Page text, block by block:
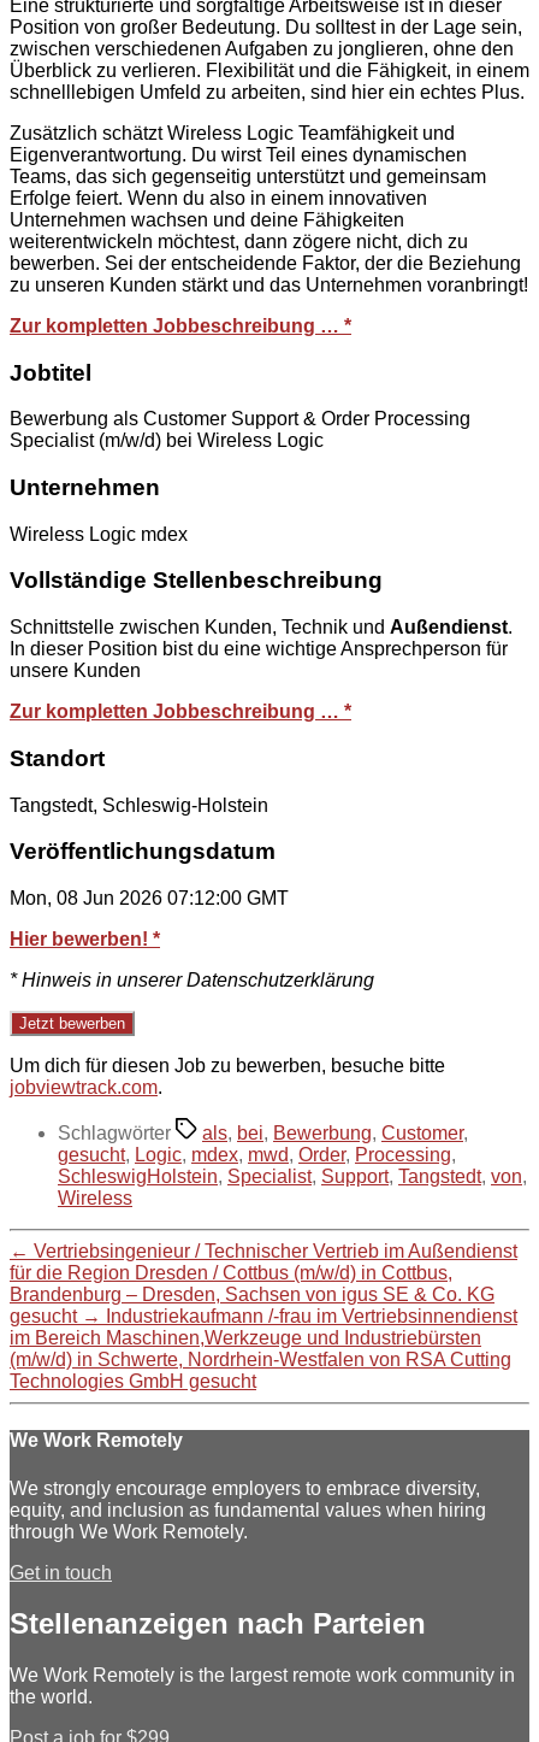
Eine strukturierte und sorgfältige Arbeitsweise ist in dieser
Position von großer Bedeutung. Du solltest in der Lage sein,
zwischen verschiedenen Aufgaben zu jonglieren, ohne den
Überblick zu verlieren. Flexibilität und die Fähigkeit, in einem
schnelllebigen Umfeld zu arbeiten, sind hier ein echtes Plus.
Zusätzlich schätzt Wireless Logic Teamfähigkeit und
Eigenverantwortung. Du wirst Teil eines dynamischen
Teams, das sich gegenseitig unterstützt und gemeinsam
Erfolge feiert. Wenn du also in einem innovativen
Unternehmen wachsen und deine Fähigkeiten
weiterentwickeln möchtest, dann zögere nicht, dich zu
bewerben. Sei der entscheidende Faktor, der die Beziehung
zu unseren Kunden stärkt und das Unternehmen voranbringt!
Zur kompletten Jobbeschreibung … *
Jobtitel
Bewerbung als Customer Support & Order Processing
Specialist (m/w/d) bei Wireless Logic
Unternehmen
Wireless Logic mdex
Vollständige Stellenbeschreibung
Schnittstelle zwischen Kunden, Technik und Außendienst.
In dieser Position bist du eine wichtige Ansprechperson für
unsere Kunden
Zur kompletten Jobbeschreibung … *
Standort
Tangstedt, Schleswig-Holstein
Veröffentlichungsdatum
Mon, 08 Jun 2026 07:12:00 GMT
Hier bewerben! *
* Hinweis in unserer Datenschutzerklärung
Um dich für diesen Job zu bewerben, besuche bitte
jobviewtrack.com.
Schlagwörter als, bei, Bewerbung, Customer,
gesucht, Logic, mdex, mwd, Order, Processing,
SchleswigHolstein, Specialist, Support, Tangstedt, von,
Wireless
← Vertriebsingenieur / Technischer Vertrieb im Außendienst
für die Region Dresden / Cottbus (m/w/d) in Cottbus,
Brandenburg – Dresden, Sachsen von igus SE & Co. KG
gesucht →
Industriekaufmann /-frau im Vertriebsinnendienst
im Bereich Maschinen,Werkzeuge und Industriebürsten
(m/w/d) in Schwerte, Nordrhein-Westfalen von RSA Cutting
Technologies GmbH gesucht
We Work Remotely
We strongly encourage employers to embrace diversity,
equity, and inclusion as fundamental values when hiring
through We Work Remotely.
Get in touch
Stellenanzeigen nach Parteien
We Work Remotely is the largest remote work community in
the world.